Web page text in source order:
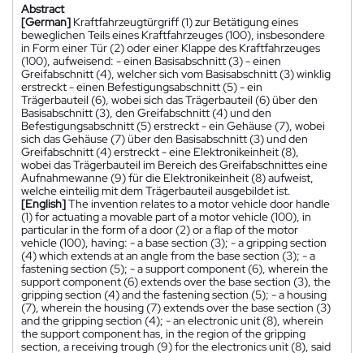
Abstract
[German] Kraftfahrzeugtürgriff (1) zur Betätigung eines
beweglichen Teils eines Kraftfahrzeuges (100), insbesondere
in Form einer Tür (2) oder einer Klappe des Kraftfahrzeuges
(100), aufweisend: - einen Basisabschnitt (3) - einen
Greifabschnitt (4), welcher sich vom Basisabschnitt (3) winklig
erstreckt - einen Befestigungsabschnitt (5) - ein
Trägerbauteil (6), wobei sich das Trägerbauteil (6) über den
Basisabschnitt (3), den Greifabschnitt (4) und den
Befestigungsabschnitt (5) erstreckt - ein Gehäuse (7), wobei
sich das Gehäuse (7) über den Basisabschnitt (3) und den
Greifabschnitt (4) erstreckt - eine Elektronikeinheit (8),
wobei das Trägerbauteil im Bereich des Greifabschnittes eine
Aufnahmewanne (9) für die Elektronikeinheit (8) aufweist,
welche einteilig mit dem Trägerbauteil ausgebildet ist.
[English]The invention relates to a motor vehicle door handle
(1) for actuating a movable part of a motor vehicle (100), in
particular in the form of a door (2) or a flap of the motor
vehicle (100), having: - a base section (3); - a gripping section
(4) which extends at an angle from the base section (3); - a
fastening section (5); - a support component (6), wherein the
support component (6) extends over the base section (3), the
gripping section (4) and the fastening section (5); - a housing
(7), wherein the housing (7) extends over the base section (3)
and the gripping section (4); - an electronic unit (8), wherein
the support component has, in the region of the gripping
section, a receiving trough (9) for the electronics unit (8), said